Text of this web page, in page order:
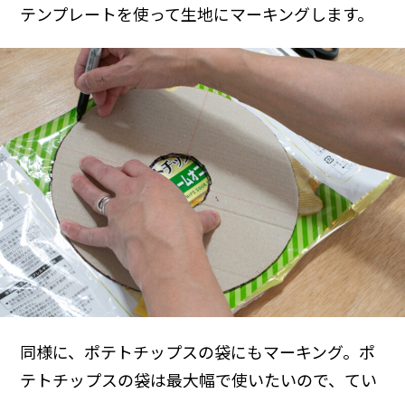
テンプレートを使って生地にマーキングします。
同様に、ポテトチップスの袋にもマーキング。ポ
テトチップスの袋は最大幅で使いたいので、てい